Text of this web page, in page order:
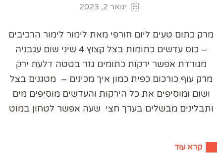
ינואר 2, 2023
מרק כתום טעים ליום חורפי מאת לימור לימור הרכיבים
– כוס עדשים כתומות בצל קצוץ 4 שיני שום עגבניה
מגורדת אפשר ירקות כתומים גזר בטטה דלעת ירק
מרק עוף כורכום כפית כמון איך מכינים – מטגנים בצל
ושום ומוסיפים את כל הירקות והעדשים מוסיפים מים
ותבלינים מבשלים בערך חצי שעה אפשר לטחון במוט
קרא עוד